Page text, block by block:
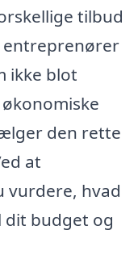
tilbud
ikke blot
den rette
at
vurdere, hvad
dit budget og